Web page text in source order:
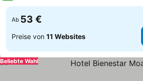
Ab 53 €
Preise von 11 Websites
Beliebte Wahl